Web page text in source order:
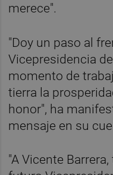
merece".
"Doy un paso al
Vicepresidencia
momento de
tierra la
honor", ha
mensaje en su
"A Vicente